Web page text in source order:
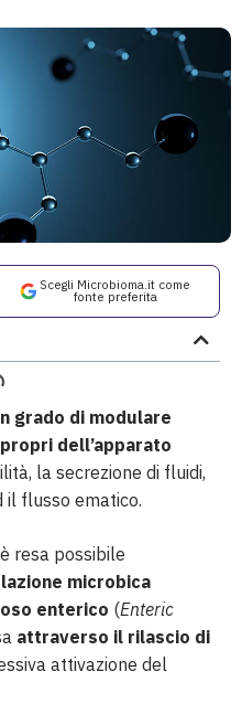
Scegli Microbioma.it come
fonte preferita
grado di modulare
dell’apparato
la secrezione di fluidi,
il flusso ematico.
resa possibile
microbica
enterico (Enteric
attraverso il rilascio di
attivazione del